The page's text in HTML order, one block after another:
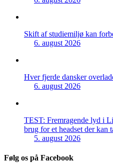
Skift af studiemiljø kan
6. august 2026
Hver fjerde dansker
6. august 2026
TEST: Fremragende lyd i
brug for et headset der kan
5. august 2026
Følg os på Facebook